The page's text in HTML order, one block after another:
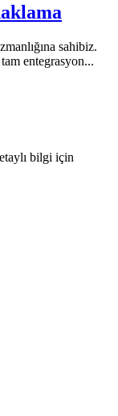
sahibiz.
entegrasyon...
bilgi için